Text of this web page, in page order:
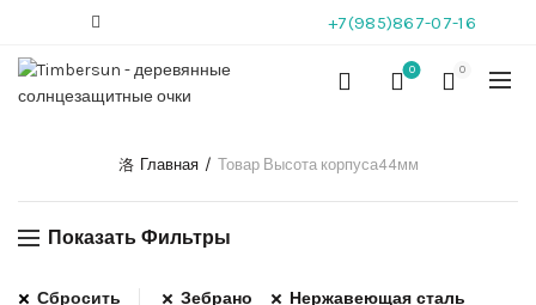
+7(985)867-07-16
0 0
Главная Товар Высота корпуса44мм
Показать Фильтры
Сбросить Зебрано
Нержавеющая сталь